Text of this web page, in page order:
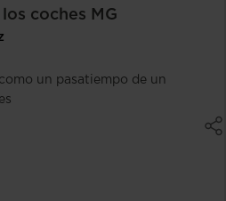
coches MG
un pasatiempo de un